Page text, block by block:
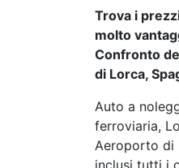
Trova i
molto
Confronto
di Lorca,
Auto a
ferroviaria,
Aeroporto di
inclusi tutti i